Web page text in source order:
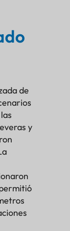
de
y